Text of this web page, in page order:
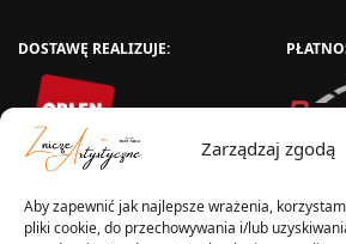
Zarządzaj zgodą
Aby zapewnić jak najlepsze wrażenia,
pliki cookie, do przechowywania i/lub
DOSTAWĘ REALIZUJE: